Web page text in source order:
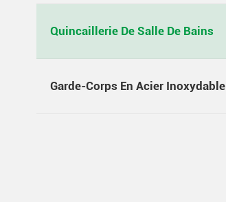
Quincaillerie De Salle De Bains
Garde-Corps En Acier Inoxydable